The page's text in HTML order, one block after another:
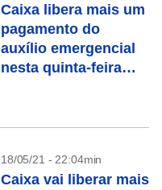
Caixa libera mais um
pagamento do
auxílio emergencial
nesta quinta-feira
18/05/21 - 22:04min
Caixa vai liberar mais